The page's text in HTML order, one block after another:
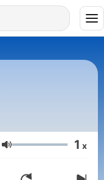
Lautstärke 1 x